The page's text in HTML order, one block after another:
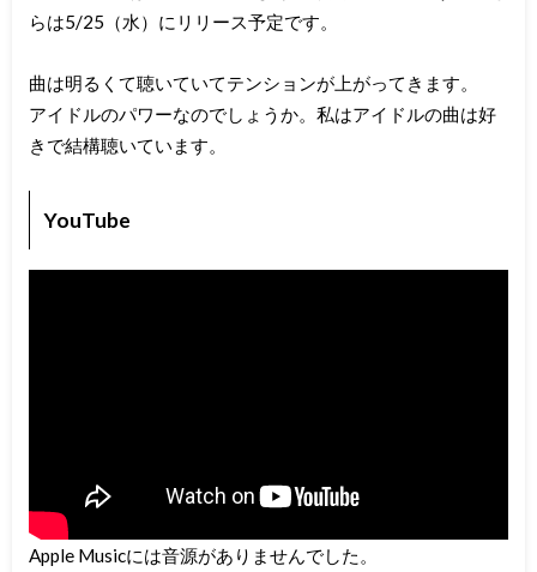
らは5/25（水）にリリース予定です。
曲は明るくて聴いていてテンションが上がってきます。
アイドルのパワーなのでしょうか。私はアイドルの曲は好
きで結構聴いています。
YouTube
Apple Musicには音源がありませんでした。